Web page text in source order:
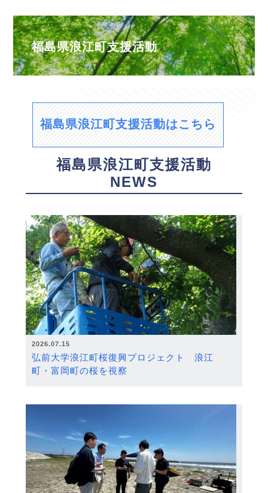
福島県浪江町支援活動
福島県浪江町支援活動はこちら
福島県浪江町支援活動
NEWS
2026.07.15
弘前大学浪江町桜復興プロジェクト 浪江
町・富岡町の桜を視察